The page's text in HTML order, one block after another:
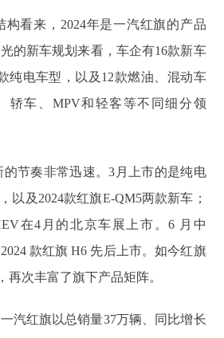
构看来，2024年是一汽红旗的产品
的新车规划来看，车企有16款新车
纯电车型，以及12款燃油、混动车
轿车、MPV和轻客等不同细分领
的节奏非常迅速。3月上市的是纯电
以及2024款红旗E-QM5两款新车；
在4月的北京车展上市。6 月中
款红旗 H6 先后上市。如今红旗
再次丰富了旗下产品矩阵。
汽红旗以总销量37万辆、同比增长